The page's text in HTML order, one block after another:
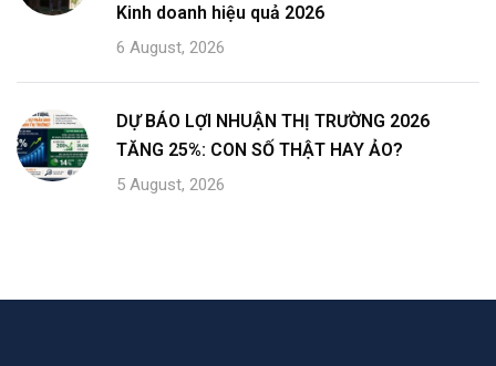
Kinh doanh hiệu quả 2026
6 August, 2026
DỰ BÁO LỢI NHUẬN THỊ TRƯỜNG 2026
TĂNG 25%: CON SỐ THẬT HAY ẢO?
5 August, 2026